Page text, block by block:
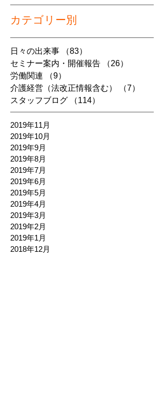
カテゴリー別
日々の出来事 （83）
セミナー案内・開催報告
（26）
労働関連
（9）
介護経営（法改正情報含む）
（7）
スタッフブログ
（114）
2019年11月
2019年10月
2019年9月
2019年8月
2019年7月
2019年6月
2019年5月
2019年4月
2019年3月
2019年2月
2019年1月
2018年12月